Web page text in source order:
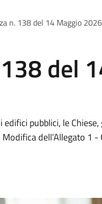
n. 138 del 14 Maggio 2026
del
pubblici, le
dell’Allegato 1